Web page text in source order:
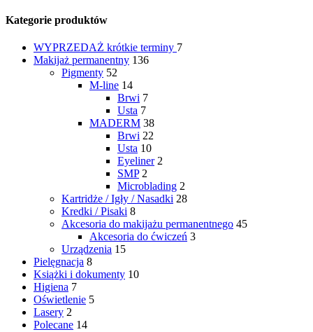
Kategorie produktów
WYPRZEDAŻ krótkie terminy 7
Makijaż permanentny 136
Pigmenty 52
M-line 14
Brwi 7
Usta 7
MADERM 38
Brwi 22
Usta 10
Eyeliner 2
SMP 2
Microblading 2
Kartridże / Igły / Nasadki 28
Kredki / Pisaki 8
Akcesoria do makijażu permanentnego 45
Akcesoria do ćwiczeń 3
Urządzenia 15
Pielęgnacja 8
Książki i dokumenty 10
Higiena 7
Oświetlenie 5
Lasery 2
Polecane 14